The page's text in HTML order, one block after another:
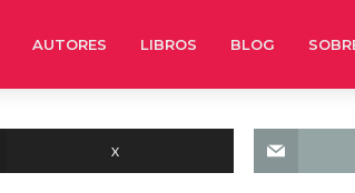
AUTORES LIBROS BLOG
X